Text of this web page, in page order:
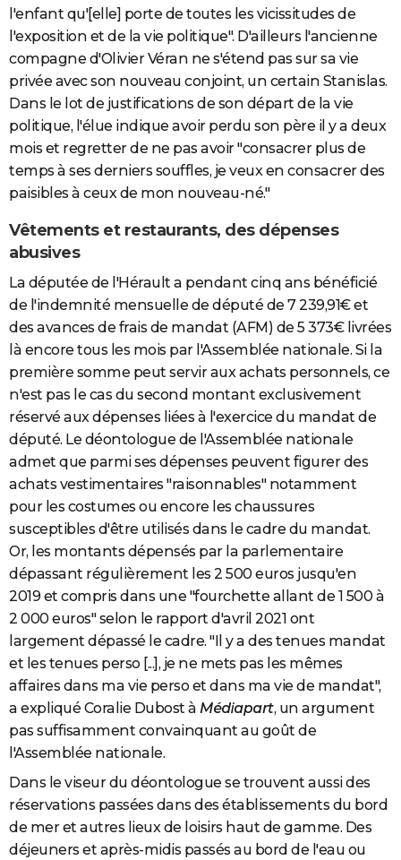
l'enfant qu'[elle] porte de toutes les vicissitudes de
l'exposition et de la vie politique". D'ailleurs l'ancienne
compagne d'Olivier Véran ne s'étend pas sur sa vie
privée avec son nouveau conjoint, un certain Stanislas.
Dans le lot de justifications de son départ de la vie
politique, l'élue indique avoir perdu son père il y a deux
mois et regretter de ne pas avoir "consacrer plus de
temps à ses derniers souffles, je veux en consacrer des
paisibles à ceux de mon nouveau-né."
Vêtements et restaurants, des dépenses
abusives
La députée de l'Hérault a pendant cinq ans bénéficié
de l'indemnité mensuelle de député de 7 239,91€ et
des avances de frais de mandat (AFM) de 5 373€ livrées
là encore tous les mois par l'Assemblée nationale. Si la
première somme peut servir aux achats personnels, ce
n'est pas le cas du second montant exclusivement
réservé aux dépenses liées à l'exercice du mandat de
député. Le déontologue de l'Assemblée nationale
admet que parmi ses dépenses peuvent figurer des
achats vestimentaires "raisonnables" notamment
pour les costumes ou encore les chaussures
susceptibles d'être utilisés dans le cadre du mandat.
Or, les montants dépensés par la parlementaire
dépassant régulièrement les 2 500 euros jusqu'en
2019 et compris dans une "fourchette allant de 1 500 à
2 000 euros" selon le rapport d'avril 2021 ont
largement dépassé le cadre. "Il y a des tenues mandat
et les tenues perso [...], je ne mets pas les mêmes
affaires dans ma vie perso et dans ma vie de mandat",
a expliqué Coralie Dubost à Médiapart, un argument
pas suffisamment convainquant au goût de
l'Assemblée nationale.
Dans le viseur du déontologue se trouvent aussi des
réservations passées dans des établissements du bord
de mer et autres lieux de loisirs haut de gamme. Des
déjeuners et après-midis passés au bord de l'eau ou